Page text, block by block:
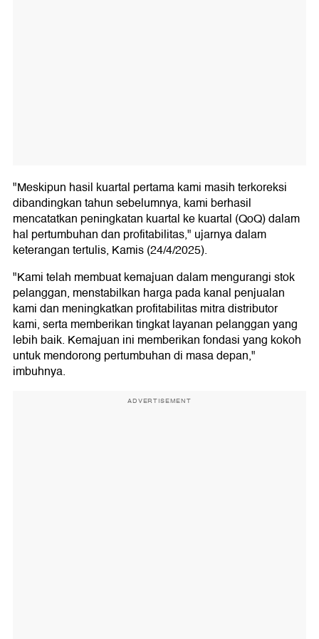
"Meskipun hasil kuartal pertama kami masih terkoreksi
dibandingkan tahun sebelumnya, kami berhasil
mencatatkan peningkatan kuartal ke kuartal (QoQ) dalam
hal pertumbuhan dan profitabilitas," ujarnya dalam
keterangan tertulis, Kamis (24/4/2025).
"Kami telah membuat kemajuan dalam mengurangi stok
pelanggan, menstabilkan harga pada kanal penjualan
kami dan meningkatkan profitabilitas mitra distributor
kami, serta memberikan tingkat layanan pelanggan yang
lebih baik. Kemajuan ini memberikan fondasi yang kokoh
untuk mendorong pertumbuhan di masa depan,"
imbuhnya.
ADVERTISEMENT